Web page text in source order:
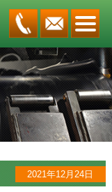
2021年12月24日